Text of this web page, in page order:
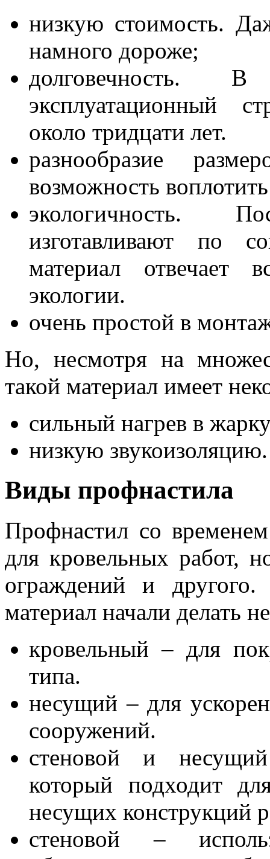
низкую стоимость.
намного дороже;
долговечность.
эксплуатационный
около тридцати лет.
разнообразие
возможность
экологичность.
изготавливают по
материал отвечает
экологии.
очень простой в
Но, несмотря на
такой материал имеет
сильный нагрев в
низкую звукоизоляцию.
Виды профнастила
Профнастил со
для кровельных работ,
ограждений и
материал начали делать
кровельный – для
типа.
несущий – для
сооружений.
стеновой и
который подходит
несущих конструкций
стеновой –